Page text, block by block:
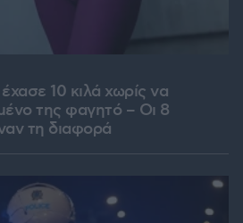
10 κιλά χωρίς να
της φαγητό – Οι 8
τη διαφορά